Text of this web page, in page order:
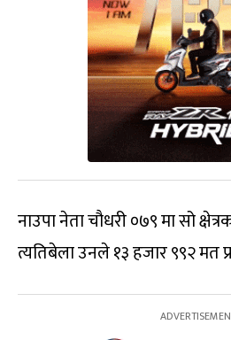
नाउपा नेता चौधरी ०७९ मा सो
त्यतिबेला उनले १३ हजार ९९२ मत